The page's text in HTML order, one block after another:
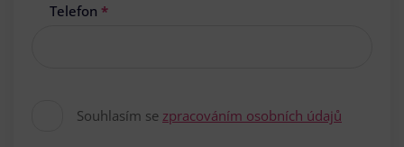
Telefon *
Souhlasím se zpracováním osobních údajů